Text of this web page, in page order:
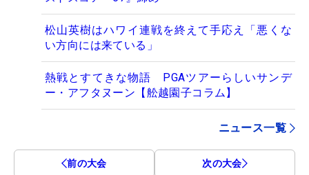
松山英樹はハワイ連戦を終えて手応え「悪くな
い方向には来ている」
熱戦とすてきな物語 PGAツアーらしいサンデ
ー・アフタヌーン【舩越園子コラム】
ニュース一覧
前の大会 次の大会